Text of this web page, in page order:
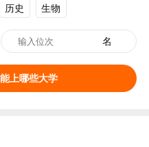
历史 生物
名
上哪些大学